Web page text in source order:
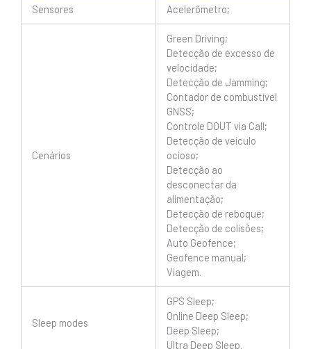
Sensores Acelerômetro;
Cenários
Green Driving;
Detecção de excesso de
velocidade;
Detecção de Jamming;
Contador de combustível
GNSS;
Controle DOUT via Call;
Detecção de veículo
ocioso;
Detecção ao
desconectar da
alimentação;
Detecção de reboque;
Detecção de colisões;
Auto Geofence;
Geofence manual;
Viagem.
Sleep modes
GPS Sleep;
Online Deep Sleep;
Deep Sleep;
Ultra Deep Sleep.